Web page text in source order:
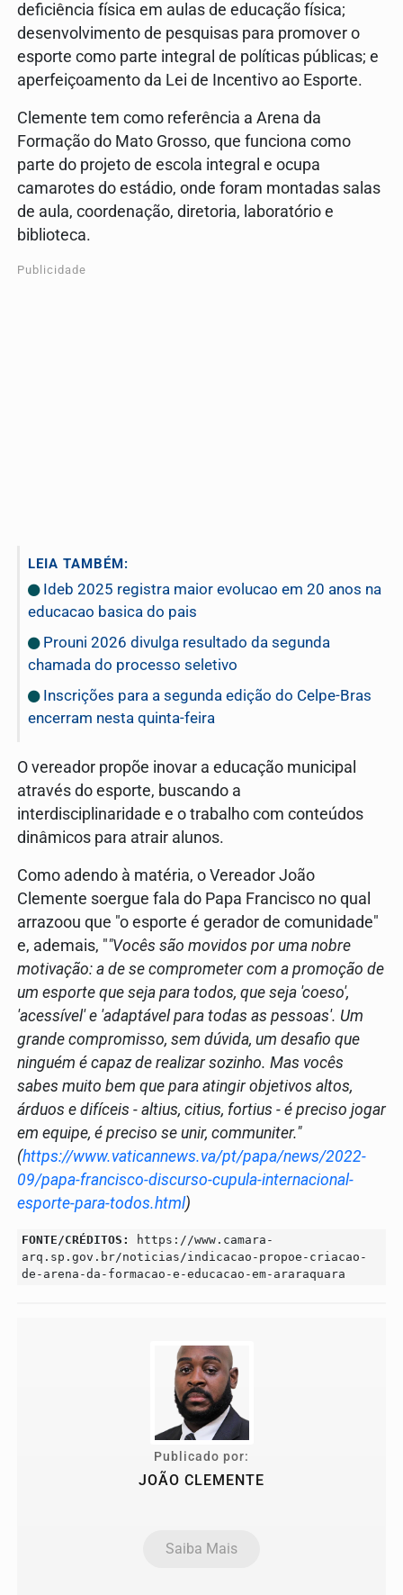
deficiência física em aulas de educação física;
desenvolvimento de pesquisas para promover o
esporte como parte integral de políticas públicas; e
aperfeiçoamento da Lei de Incentivo ao Esporte.
Clemente tem como referência a Arena da
Formação do Mato Grosso, que funciona como
parte do projeto de escola integral e ocupa
camarotes do estádio, onde foram montadas salas
de aula, coordenação, diretoria, laboratório e
biblioteca.
Publicidade
LEIA TAMBÉM:
Ideb 2025 registra maior evolucao em 20 anos na
educacao basica do pais
Prouni 2026 divulga resultado da segunda
chamada do processo seletivo
Inscrições para a segunda edição do Celpe-Bras
encerram nesta quinta-feira
O vereador propõe inovar a educação municipal
através do esporte, buscando a
interdisciplinaridade e o trabalho com conteúdos
dinâmicos para atrair alunos.
Como adendo à matéria, o Vereador João
Clemente soergue fala do Papa Francisco no qual
arrazoou que "o esporte é gerador de comunidade"
e, ademais, ""Vocês são movidos por uma nobre
motivação: a de se comprometer com a promoção de
um esporte que seja para todos, que seja 'coeso',
'acessível' e 'adaptável para todas as pessoas'. Um
grande compromisso, sem dúvida, um desafio que
ninguém é capaz de realizar sozinho. Mas vocês
sabes muito bem que para atingir objetivos altos,
árduos e difíceis - altius, citius, fortius - é preciso jogar
em equipe, é preciso se unir, communiter."
(https://www.vaticannews.va/pt/papa/news/2022-
09/papa-francisco-discurso-cupula-internacional-
esporte-para-todos.html)
FONTE/CRÉDITOS:
https://www.camara-
arq.sp.gov.br/noticias/indicacao-propoe-criacao-
de-arena-da-formacao-e-educacao-em-araraquara
Publicado por:
JOÃO CLEMENTE
Saiba Mais